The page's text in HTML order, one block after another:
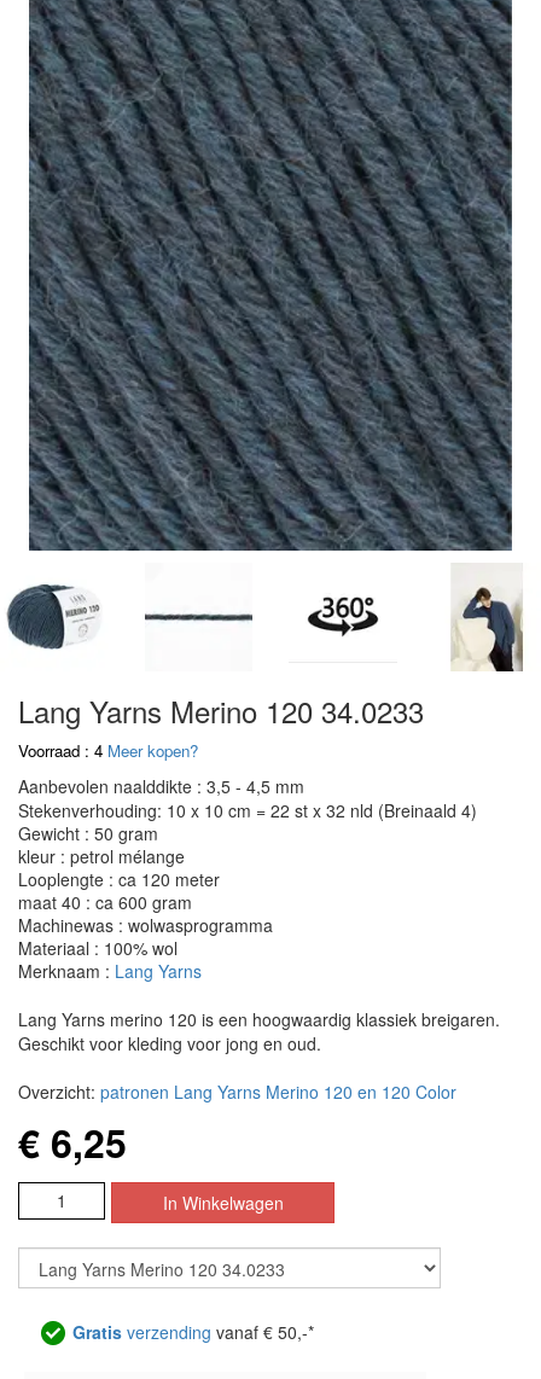
Lang Yarns Merino 120 34.0233
Voorraad : 4 Meer kopen?
Aanbevolen naalddikte : 3,5 - 4,5 mm
Stekenverhouding: 10 x 10 cm = 22 st x 32 nld (Breinaald 4)
Gewicht : 50 gram
kleur : petrol mélange
Looplengte : ca 120 meter
maat 40 : ca 600 gram
Machinewas : wolwasprogramma
Materiaal : 100% wol
Merknaam : Lang Yarns
Lang Yarns merino 120 is een hoogwaardig klassiek breigaren.
Geschikt voor kleding voor jong en oud.
Overzicht: patronen Lang Yarns Merino 120 en 120 Color
€ 6,25
Gratis verzending vanaf € 50,-*